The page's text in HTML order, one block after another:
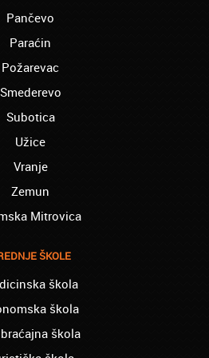
u Srbiji. I ranije sam učila
u drugim školama ali sam
Samo ste vi ispunili
u nivou znanja,
portugalskog jezika. Jako
dugujem vama.
smo krenule na časove
kod vas. Puno nam
Pančevo
Paraćin
Požarevac
Smederevo
Subotica
Užice
Vranje
Zemun
Mitrovica
ŠKOLE
škola
škola
škola